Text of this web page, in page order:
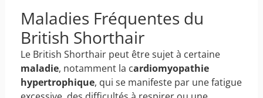
Maladies Fréquentes du
British Shorthair
Le British Shorthair peut être sujet à certaine
maladie, notamment la cardiomyopathie
hypertrophique, qui se manifeste par une fatigue